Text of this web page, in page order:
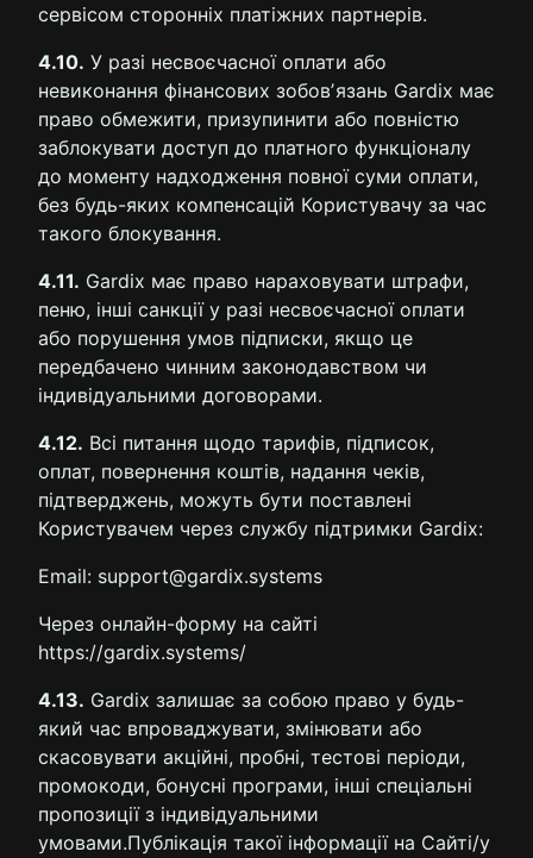
сервісом сторонніх платіжних партнерів.
4.10. У разі несвоєчасної оплати або
невиконання фінансових зобовʼязань Gardix має
право обмежити, призупинити або повністю
заблокувати доступ до платного функціоналу
до моменту надходження повної суми оплати,
без будь-яких компенсацій Користувачу за час
такого блокування.
4.11. Gardix має право нараховувати штрафи,
пеню, інші санкції у разі несвоєчасної оплати
або порушення умов підписки, якщо це
передбачено чинним законодавством чи
індивідуальними договорами.
4.12. Всі питання щодо тарифів, підписок,
оплат, повернення коштів, надання чеків,
підтверджень, можуть бути поставлені
Користувачем через службу підтримки Gardix:
Email: support@gardix.systems
Через онлайн-форму на сайті
https://gardix.systems/
4.13. Gardix залишає за собою право у будь-
який час впроваджувати, змінювати або
скасовувати акційні, пробні, тестові періоди,
промокоди, бонусні програми, інші спеціальні
пропозиції з індивідуальними
умовами.Публікація такої інформації на Сайті/у